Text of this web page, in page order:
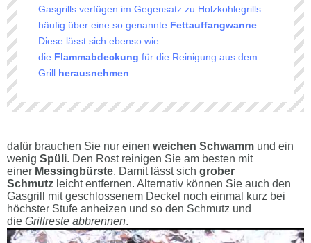
Gasgrills verfügen im Gegensatz zu Holzkohlegrills
häufig über eine so genannte Fettauffangwanne
Diese lässt sich ebenso wie
die Flammabdeckung für die Reinigung aus dem
Grill herausnehmen
dafür brauchen Sie nur einen weichen Schwamm und ein
wenig Spüli. Den Rost reinigen Sie am besten mit
einer Messingbürste. Damit lässt sich grober
Schmutz leicht entfernen. Alternativ können Sie auch den
Gasgrill mit geschlossenem Deckel noch einmal kurz bei
höchster Stufe anheizen und so den Schmutz und
die Grillreste abbrennen.